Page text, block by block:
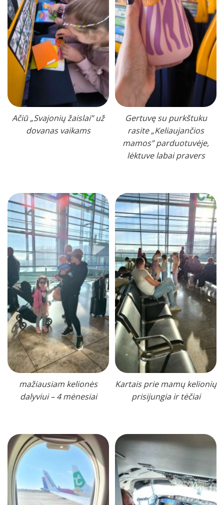
Ačiū „Svajonių žaislai” už
dovanas vaikams
Gertuvę su purkštuku
rasite „Keliaujančios
mamos” parduotuvėje,
lėktuve labai pravers
mažiausiam kelionės
dalyviui – 4 mėnesiai
Kartais prie mamų kelionių
prisijungia ir tėčiai